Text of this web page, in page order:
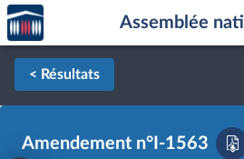
Aller au contenu
Aller en bas de la page
Accèder
à la
page
d'accueil
Assemblée
< Résultats
Amendement n°I-1563